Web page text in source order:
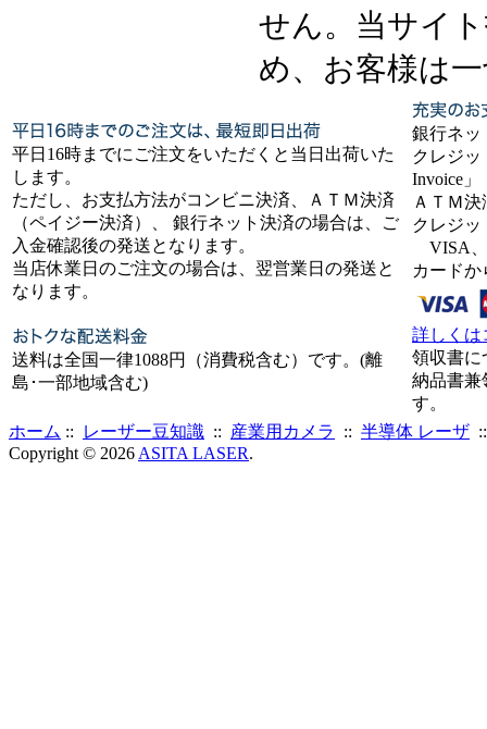
せん。当サイ
め、お客様は
平日16時までにご注文をいただくと当日出荷いた
します。
ただし、お支払方法がコンビニ決済、ＡＴＭ決済
（ペイジー決済）、 銀行ネット決済の場合は、ご
入金確認後の発送となります。
当店休業日のご注文の場合は、翌営業日の発送と
なります。
送料は全国一律1088円（消費税含む）です。(離
島･一部地域含む)
銀行ネッ
クレジッ
Invoice」
ＡＴＭ
クレジッ
VISA、
カード
詳しくは
領収書に
納品書兼
す。
ホーム :: レーザー豆知識 :: 産業用カメラ :: 半導体 レーザ
Copyright © 2026 ASITA LASER.